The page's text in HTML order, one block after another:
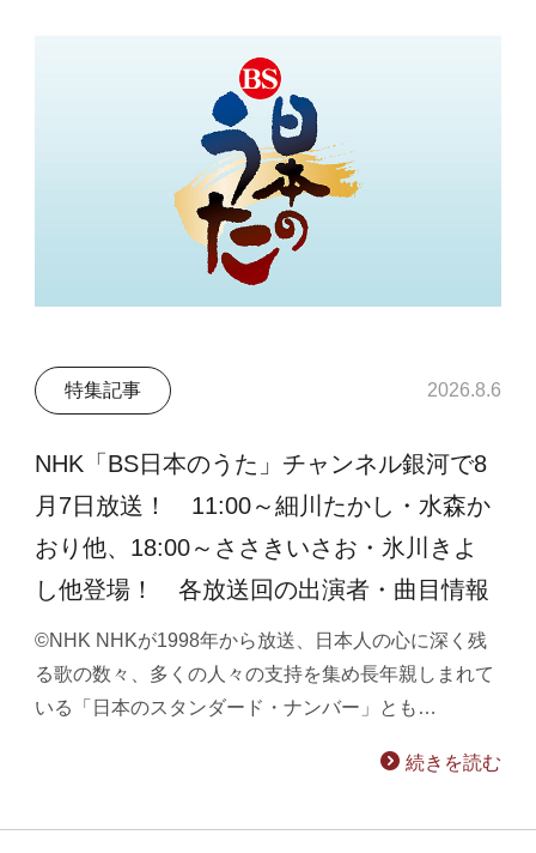
特集記事 2026.8.6
NHK「BS日本のうた」チャンネル銀河で8
月7日放送！ 11:00～細川たかし・水森か
おり他、18:00～ささきいさお・氷川きよ
し他登場！ 各放送回の出演者・曲目情報
©NHK NHKが1998年から放送、日本人の心に深く残
る歌の数々、多くの人々の支持を集め長年親しまれて
いる「日本のスタンダード・ナンバー」とも…
続きを読む